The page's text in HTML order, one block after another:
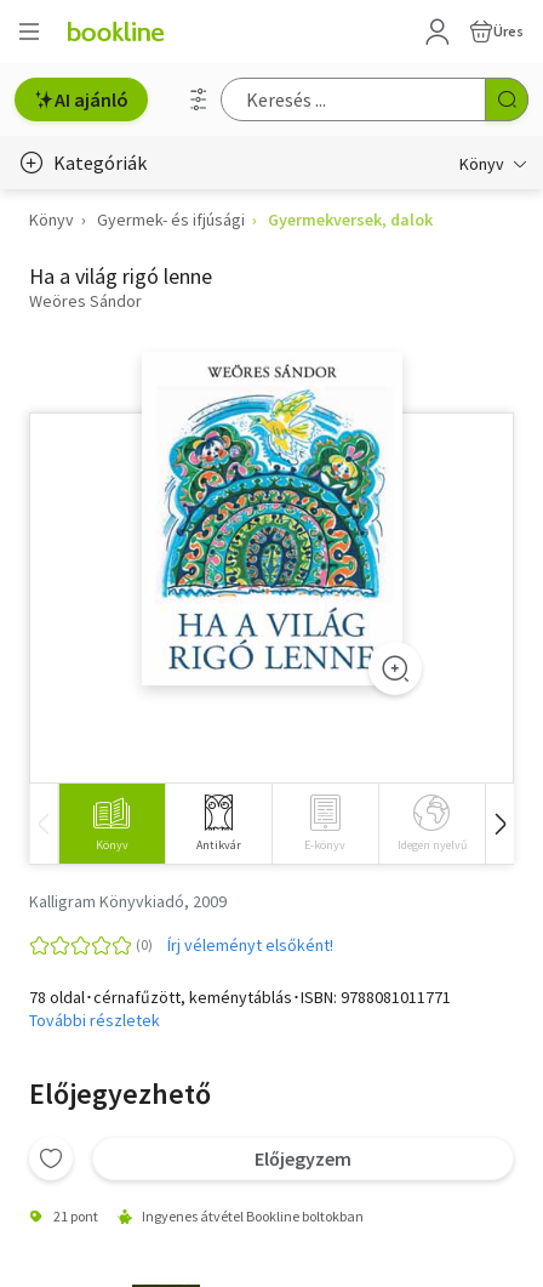
Üres
AI ajánló
Kategóriák Könyv
Életmód, egészség
Erotika
Szótár, nyelvkönyv
Tankönyv, segédkönyv
Társadalomtudomány
Történelem
Könyv Gyermek- és ifjúsági Gyermekversek, dalok
Ha a világ rigó lenne
Weöres Sándor
Könyv Antikvár E-könyv Idegen nyelvű
Kalligram Könyvkiadó, 2009
Írj véleményt elsőként!
78 oldal･cérnafűzött, keménytáblás･ISBN: 9788081011771
További részletek
Előjegyezhető
Előjegyzem
21 pont Ingyenes átvétel Bookline boltokban